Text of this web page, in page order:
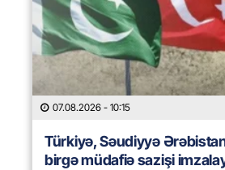
07.08.2026 - 10:15
Türkiyə, Səudiyyə
birgə müdafiə sazişi